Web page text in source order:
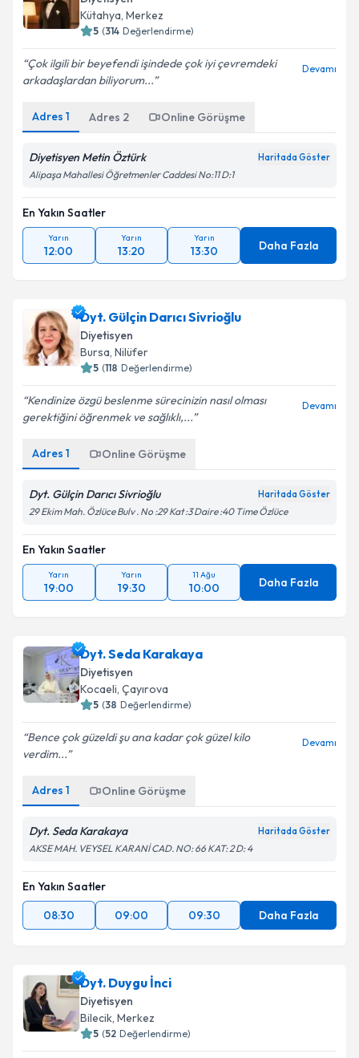
Kütahya, Merkez
5 (314 Değerlendirme)
Çok ilgili bir beyefendi işindede çok iyi çevremdeki
arkadaşlardan biliyorum...
Devamı
Adres 1 Adres 2 Online Görüşme
Diyetisyen Metin Öztürk Haritada Göster
Alipaşa Mahallesi Öğretmenler Caddesi No:11 D:1
En Yakın Saatler
Yarın
12:00
Yarın
13:20
Yarın
13:30 Daha Fazla
Dyt. Gülçin Darıcı Sivrioğlu
Diyetisyen
Bursa, Nilüfer
5 (118 Değerlendirme)
Kendinize özgü beslenme sürecinizin nasıl olması
gerektiğini öğrenmek ve sağlıklı,...
Devamı
Adres 1 Online Görüşme
Dyt. Gülçin Darıcı Sivrioğlu Haritada Göster
29 Ekim Mah. Özlüce Bulv . No :29 Kat :3 Daire :40 Time Özlüce
En Yakın Saatler
Yarın
19:00
Yarın
19:30
11 Ağu
10:00 Daha Fazla
Dyt. Seda Karakaya
Diyetisyen
Kocaeli, Çayırova
5 (38 Değerlendirme)
Bence çok güzeldi şu ana kadar çok güzel kilo
verdim...
Devamı
Adres 1 Online Görüşme
Dyt. Seda Karakaya Haritada Göster
AKSE MAH. VEYSEL KARANİ CAD. NO: 66 KAT: 2 D: 4
En Yakın Saatler
08:30
09:00 09:30 Daha Fazla
Dyt. Duygu İnci
Diyetisyen
Bilecik, Merkez
5 (52 Değerlendirme)